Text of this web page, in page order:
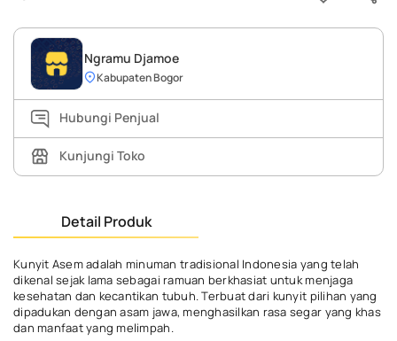
Ngramu Djamoe
Kabupaten Bogor
Hubungi Penjual
Kunjungi Toko
Detail Produk
Kunyit Asem adalah minuman tradisional Indonesia yang telah
dikenal sejak lama sebagai ramuan berkhasiat untuk menjaga
kesehatan dan kecantikan tubuh. Terbuat dari kunyit pilihan yang
dipadukan dengan asam jawa, menghasilkan rasa segar yang khas
dan manfaat yang melimpah.